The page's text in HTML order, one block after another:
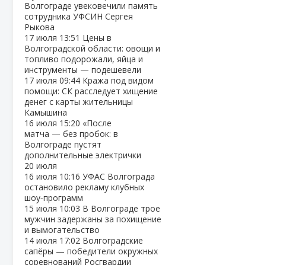
Волгограде увековечили память
сотрудника УФСИН Сергея
Рыкова
17 июля 13:51 Цены в
Волгоградской области: овощи и
топливо подорожали, яйца и
инструменты — подешевели
17 июля 09:44 Кража под видом
помощи: СК расследует хищение
денег с карты жительницы
Камышина
16 июля 15:20 «После
матча — без пробок: в
Волгограде пустят
дополнительные электрички
20 июля
16 июля 10:16 УФАС Волгограда
остановило рекламу клубных
шоу‑программ
15 июля 10:03 В Волгограде трое
мужчин задержаны за похищение
и вымогательство
14 июля 17:02 Волгоградские
сапёры — победители окружных
соревнований Росгвардии